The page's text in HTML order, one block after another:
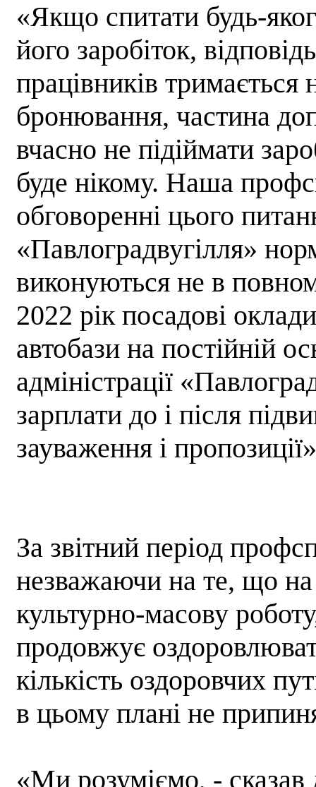
«Якщо спитати будь-
його заробіток,
працівників тримається
бронювання, частина
вчасно не підіймати
буде нікому. Наша
обговоренні цього
«Павлоградвугілля»
виконуються не в
2022 рік посадові
автобази на постійній
адміністрації
зарплати до і після
зауваження і
За звітний період
незважаючи на те, що на
культурно-масову
продовжує
кількість оздоровчих
в цьому плані не
«Ми розуміємо, -